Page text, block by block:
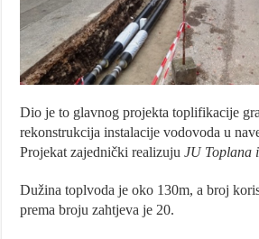
Dio je to glavnog projekta toplifikacije
rekonstrukcija instalacije vodovoda u
Projekat zajednički realizujuJU Toplana
Dužina toplvoda je oko 130m, a broj
prema broju zahtjeva je 20.